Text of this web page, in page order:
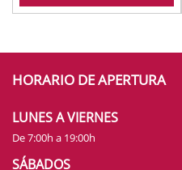
HORARIO DE APERTURA
LUNES A VIERNES
De 7:00h a 19:00h
SÁBADOS